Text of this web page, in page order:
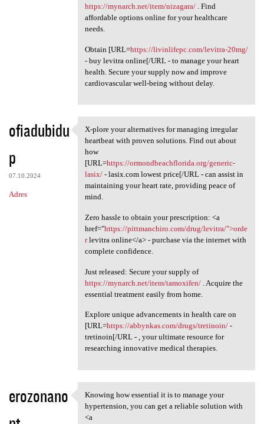
https://mynarch.net/item/nizagara/. Find
affordable options online for your healthcare
needs.
Obtain [URL=https://livinlifepc.com/levitra-20mg/
- buy levitra online[/URL - to manage your heart
health. Secure your supply now and improve
cardiovascular well-being without delay.
ofiadubidu
p
07.10.2024
Adres
X-plore your alternatives for
X-plore your alternatives for managing irregular
heartbeat with proven solutions. Find out about
how
[URL=https://ormondbeachflorida.org/generic-
lasix/- lasix.com lowest price[/URL - can assist in
maintaining your heart rate, providing peace of
mind.
Zero hassle to obtain your prescription: <a
href="https://pittmanchiro.com/drug/levitra/">orde
rlevitra online</a> - purchase via the internet with
complete confidence.
Just released: Secure your supply of
https://mynarch.net/item/tamoxifen/. Acquire the
essential treatment easily from home.
Explore unique advancements in health care on
[URL=https://abbynkas.com/drugs/tretinoin/-
tretinoin[/URL - , your ultimate resource for
researching innovative medical therapies.
erozonano
Knowing how essential it is
Knowing how essential it is to manage your
hypertension, you can get a reliable solution with
<a